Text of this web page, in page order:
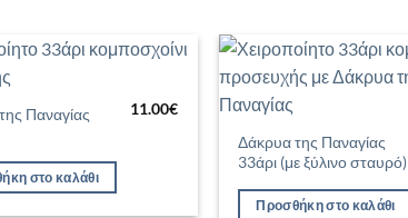
στη Λίστα
Παναγίας
11.00€
στο καλάθι
Δάκρυα της Παναγίας
33άρι (με ξύλινο σταυρό)
Προσθήκη στο καλάθι